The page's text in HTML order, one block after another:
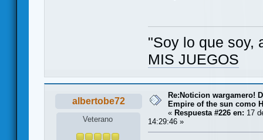
"Soy lo que soy,
MIS JUEGOS
albertobe72
Veterano
Re:Noticion wargamero!
Empire of the sun como
« Respuesta #226 en: 17
14:29:46 »